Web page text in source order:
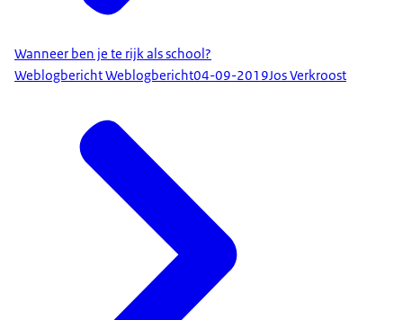
Wanneer ben je te rijk als school?
Weblogbericht Weblogbericht04-09-2019Jos Verkroost